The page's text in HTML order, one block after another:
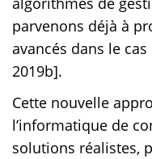
parvenons déjà à
avancés dans le
2019b].
Cette nouvelle
l’informatique de
solutions réalistes,